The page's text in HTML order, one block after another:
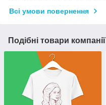
Всі умови повернення
Подібні товари компанії